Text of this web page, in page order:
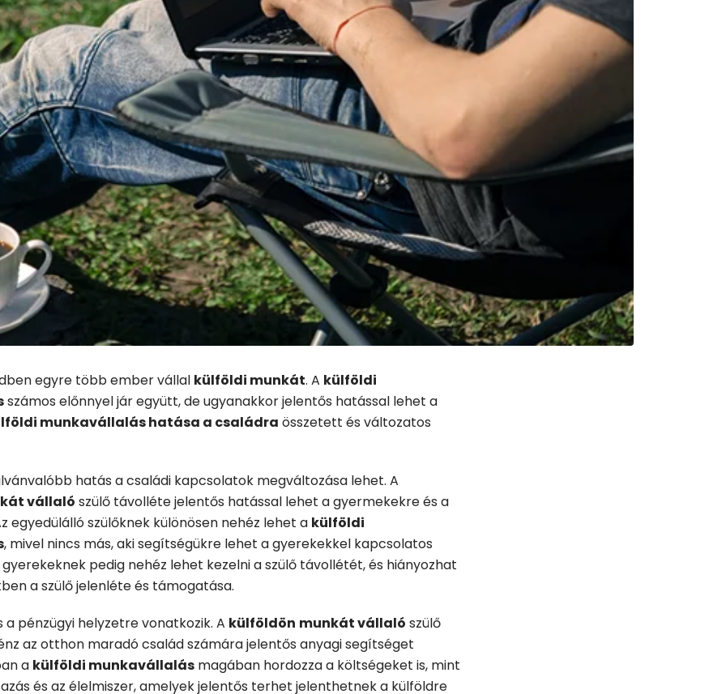
egyre több ember vállal külföldi munkát. A külföldi
számos előnnyel jár együtt, de ugyanakkor jelentős hatással lehet a
munkavállalás hatása a családra összetett és változatos
hatás a családi kapcsolatok megváltozása lehet. A
vállaló szülő távolléte jelentős hatással lehet a gyermekekre és a
egyedülálló szülőknek különösen nehéz lehet a külföldi
, mivel nincs más, aki segítségükre lehet a gyerekekkel kapcsolatos
pedig nehéz lehet kezelni a szülő távollétét, és hiányozhat
a szülő jelenléte és támogatása.
a pénzügyi helyzetre vonatkozik. A külföldön munkát vállaló szülő
az otthon maradó család számára jelentős anyagi segítséget
a külföldi munkavállalás magában hordozza a költségeket is, mint
és az élelmiszer, amelyek jelentős terhet jelenthetnek a külföldre